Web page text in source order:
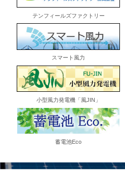
テンフィールズファクトリー
スマート風力
小型風力発電機「風JIN」
蓄電池Eco